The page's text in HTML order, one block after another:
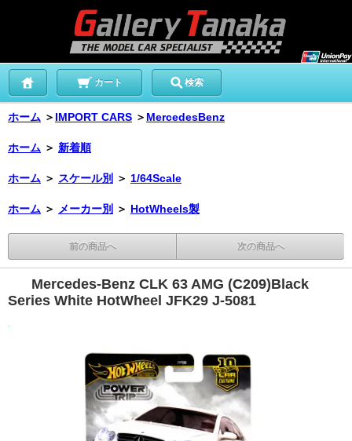
カート 検索
ホーム ＞ IMPORT CARS ＞ MercedesBenz
ホーム ＞ 新着順
ホーム ＞ スケール別 ＞ 1/64Scale
ホーム ＞ メーカー別 ＞ HotWheels製
前の商品へ 次の商品へ
Mercedes-Benz CLK 63 AMG (C209)Black
Series White HotWheel JFK29 J-5081